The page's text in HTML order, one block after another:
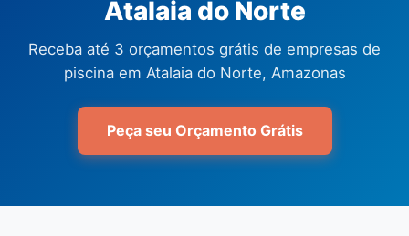
Atalaia do Norte
Receba até 3 orçamentos grátis de empresas de
piscina em Atalaia do Norte, Amazonas
Peça seu Orçamento Grátis